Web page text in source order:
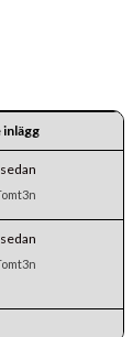
inlägg